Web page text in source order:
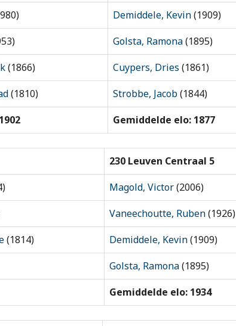
Demiddele, Kevin(1909)
Golsta, Ramona(1895)
(1866) Cuypers, Dries (1861)
(1810) Strobbe, Jacob(1844)
Gemiddelde elo: 1877
230 Leuven Centraal 5
Magold, Victor(2006)
Vaneechoutte, Ruben(1926)
(1814) Demiddele, Kevin(1909)
Golsta, Ramona(1895)
Gemiddelde elo: 1934